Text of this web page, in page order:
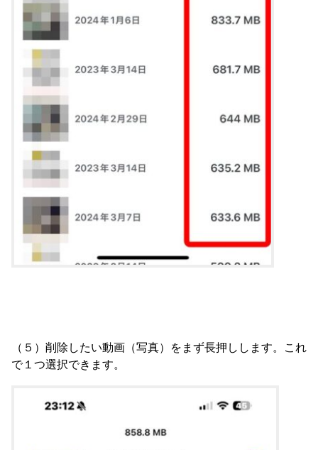
（５）削除したい動画（写真）をまず長押しします。これ
で１つ選択できます。